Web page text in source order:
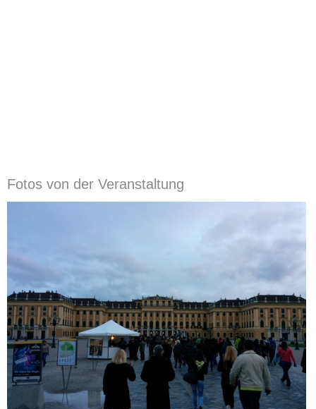
Fotos von der Veranstaltung